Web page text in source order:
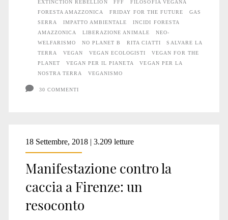
EXTINCTION REBELLION
FFF
FILOSOFIA VEGANA
FORESTA AMAZZONICA
FRIDAY FOR THE FUTURE
GAS
SERRA
IMPATTO AMBIENTALE
INCIDI FORESTA
AMAZZONICA
LIBERAZIONE ANIMALE
NEO-
WELFARISMO
NO PLANET B RITA CIATTI
SALVARE LA
TERRA
VEGAN VEGAN ECOLOGISTI
VEGAN FOR THE
PLANET
VEGAN PER IL PIANETA
VEGAN PER LA
NOSTRA TERRA
VEGANISMO
30 COMMENTI
18 Settembre, 2018 | 3.209 letture
Manifestazione contro la
caccia a Firenze: un
resoconto